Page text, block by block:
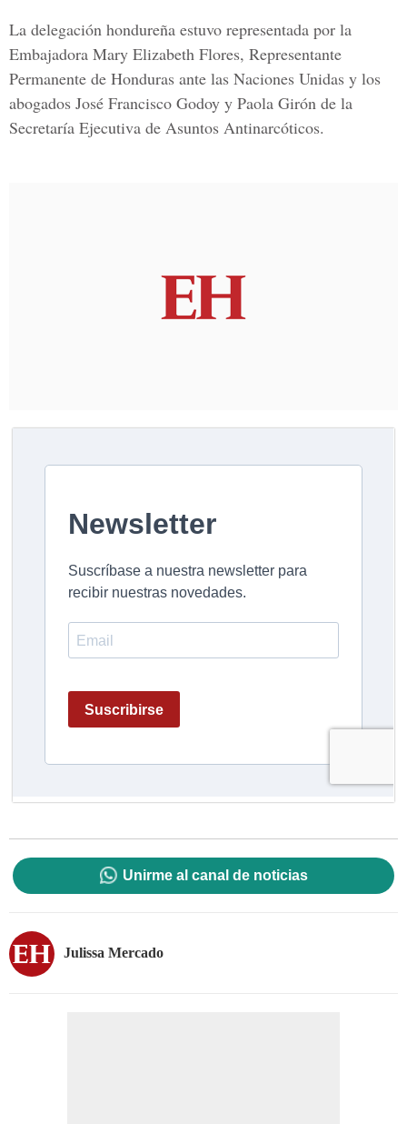
La delegación hondureña estuvo representada por la
Embajadora Mary Elizabeth Flores, Representante
Permanente de Honduras ante las Naciones Unidas y los
abogados José Francisco Godoy y Paola Girón de la
Secretaría Ejecutiva de Asuntos Antinarcóticos.
Unirme al canal de noticias
Julissa Mercado